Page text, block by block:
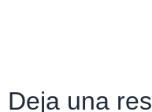
Deja una